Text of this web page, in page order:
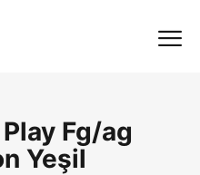
Fg/ag
Yeşil